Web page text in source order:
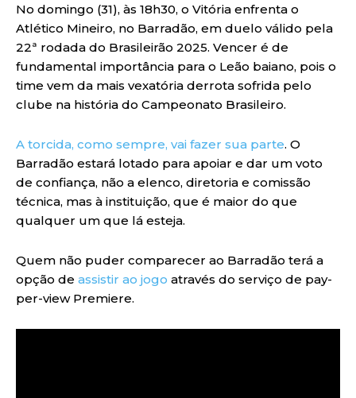
No domingo (31), às 18h30, o Vitória enfrenta o
Atlético Mineiro, no Barradão, em duelo válido pela
22ª rodada do Brasileirão 2025. Vencer é de
fundamental importância para o Leão baiano, pois o
time vem da mais vexatória derrota sofrida pelo
clube na história do Campeonato Brasileiro.
A torcida, como sempre, vai fazer sua parte. O
Barradão estará lotado para apoiar e dar um voto
de confiança, não a elenco, diretoria e comissão
técnica, mas à instituição, que é maior do que
qualquer um que lá esteja.
Quem não puder comparecer ao Barradão terá a
opção de assistir ao jogo através do serviço de pay-
per-view Premiere.